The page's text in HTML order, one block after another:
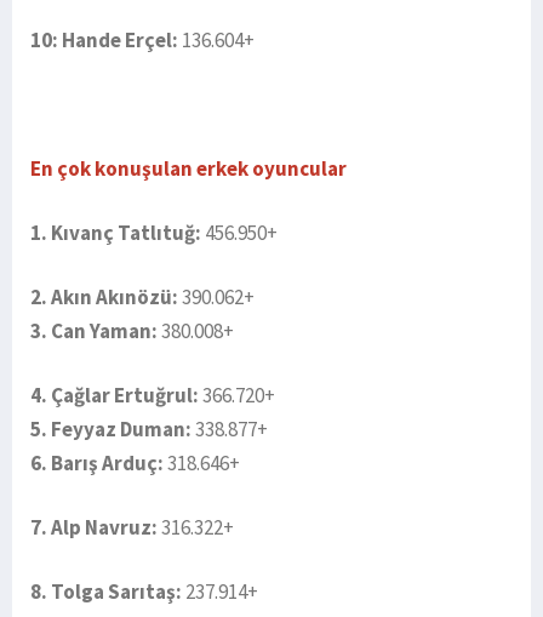
10: Hande Erçel: 136.604+
En çok konuşulan erkek oyuncular
1. Kıvanç Tatlıtuğ: 456.950+
2. Akın Akınözü:390.062+
3. Can Yaman:380.008+
4. Çağlar Ertuğrul:366.720+
5. Feyyaz Duman:338.877+
6. Barış Arduç:318.646+
7. Alp Navruz:316.322+
8. Tolga Sarıtaş: 237.914+